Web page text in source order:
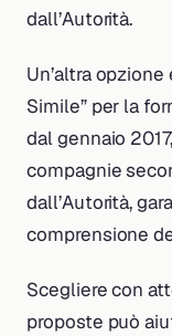
dall’Autorità.
Un’altra
Simile” per la
dal gennaio
compagnie
dall’Autorità,
comprensione
Scegliere con
proposte può